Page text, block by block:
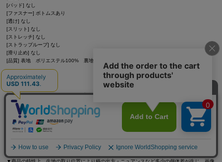
[パッド] なし
[ファスナー] ボトムスあり
[透け] なし
[スリット] なし
[ストレッチ] なし
[ストラップループ] なし
[滑り止め] なし
[品質] 表地 ポリエステル100% 裏地 ポリエステル100％
モデル
三上悠亜/159cm/S-Mサイズサイズ着用
ご注意
▼サイズ違いによる交換は可能ですが、手数料はお客様のご負担となります。サイズ違い・イ